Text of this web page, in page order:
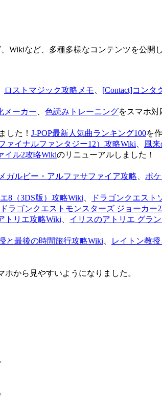
Wikiなど、多種多様なコンテンツを公開
ロストマジック攻略メモ [Contact]コンタ
メーカー 色読みトレーニングをスマホ対
した！ J-POP最新人気曲ランキング100を
ァイナルファンタジー12）攻略Wiki 風
イル2攻略Wikiのリニューアルしました！
ガルビー・アルファサファイア攻略
ポ
8（3DS版）攻略Wiki ドラゴンクエスト
ドラゴンクエストモンスターズ ジョーカー
トリエ攻略Wiki イリスのアトリエ グラ
と最後の時間旅行攻略Wiki レイトン教
から見やすいようになりました。